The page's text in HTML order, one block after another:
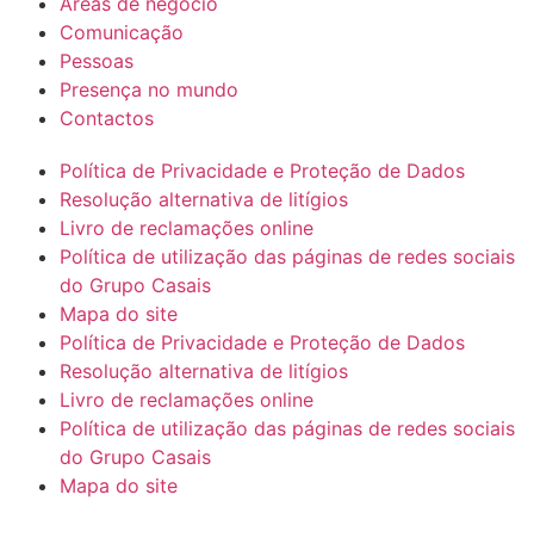
Comunicação
Pessoas
Presença no mundo
Contactos
Política de Privacidade e Proteção de Dados
Resolução alternativa de litígios
Livro de reclamações online
Política de utilização das páginas de redes sociais
do Grupo Casais
Mapa do site
Política de Privacidade e Proteção de Dados
Resolução alternativa de litígios
Livro de reclamações online
Política de utilização das páginas de redes sociais
do Grupo Casais
Mapa do site